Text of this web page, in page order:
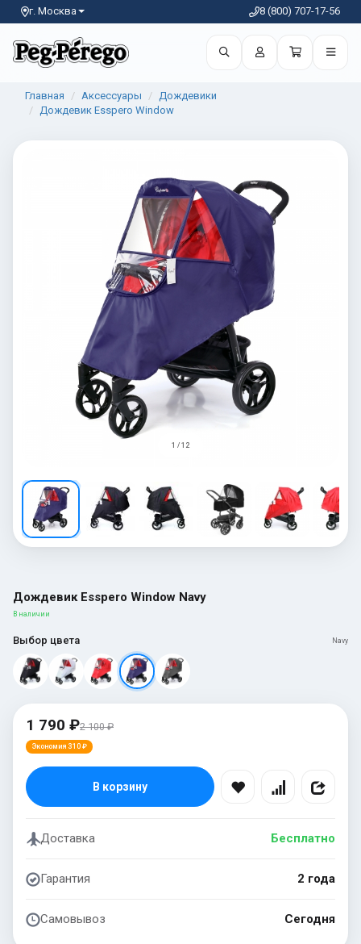
г. Москва 8 (800) 707-17-56
Главная Аксессуары
Дождевики
Дождевик Esspero Window
1 / 12
Дождевик Esspero Window Navy
В наличии
Выбор цвета Navy
1 790 ₽2 100 ₽
Экономия 310 ₽
В корзину
Доставка Бесплатно
Гарантия 2 года
Самовывоз Сегодня